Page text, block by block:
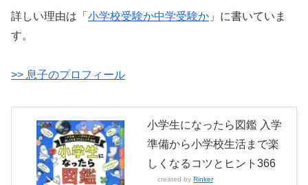
詳しい理由は「 小学校受験か中学受験か 」に書いていま
す。
>> 息子のプロフィール
小学生になったら図鑑 入学
準備から小学校生活まで楽
しくなるコツとヒント366
created by Rinker